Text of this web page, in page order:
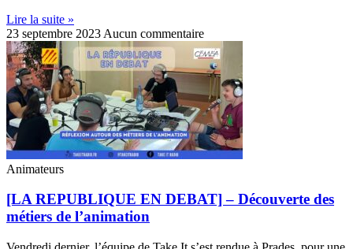
Lire la suite »
23 septembre 2023 Aucun commentaire
Animateurs
[LA REPUBLIQUE EN DEBAT] – Découverte des
métiers de l’animation